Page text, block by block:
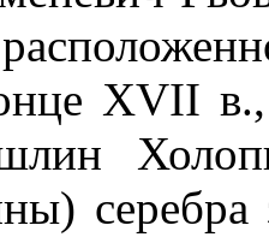
ХVII в.,